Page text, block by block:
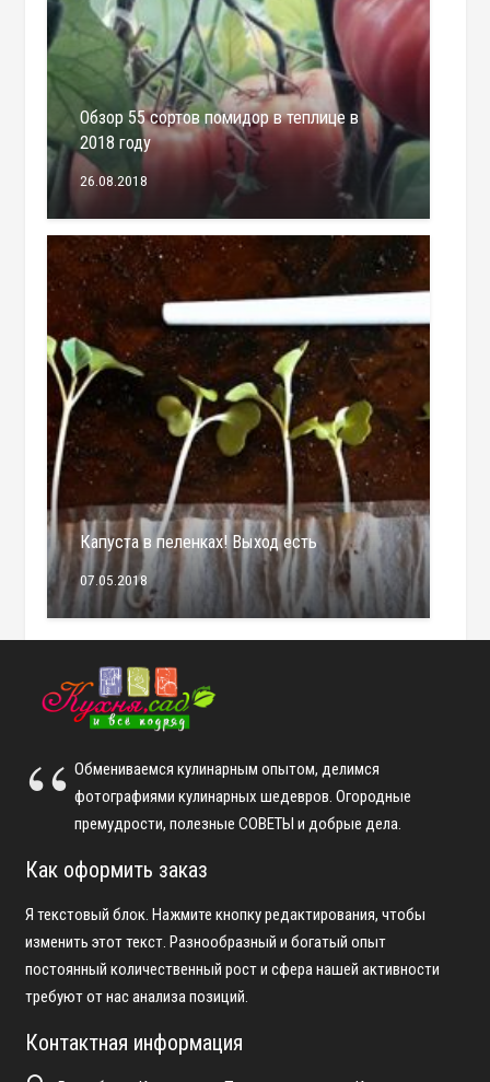
Обзор 55 сортов помидор в теплице в
2018 году
26.08.2018
Капуста в пеленках! Выход есть
07.05.2018
Обмениваемся кулинарным опытом, делимся
фотографиями кулинарных шедевров. Огородные
премудрости, полезные СОВЕТЫ и добрые дела.
Как оформить заказ
Я текстовый блок. Нажмите кнопку редактирования, чтобы
изменить этот текст. Разнообразный и богатый опыт
постоянный количественный рост и сфера нашей активности
требуют от нас анализа позиций.
Контактная информация